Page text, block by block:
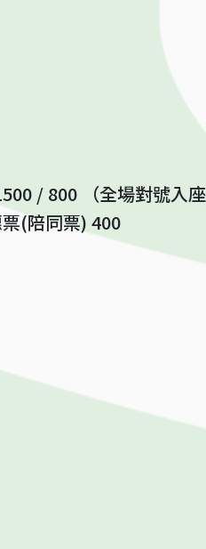
/ 800 （全場對號入
(陪同票) 400